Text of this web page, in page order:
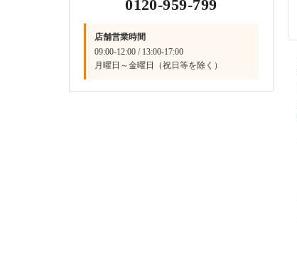
0120-959-799
店舗営業時間
09:00-12:00 / 13:00-17:00
月曜日～金曜日（祝日等を除く）